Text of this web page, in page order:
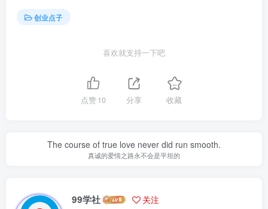
创业点子
喜欢就支持一下吧
点赞10 分享 收藏
The course of true love never did run smooth.
真诚的爱情之路永不会是平坦的
99学社 关注